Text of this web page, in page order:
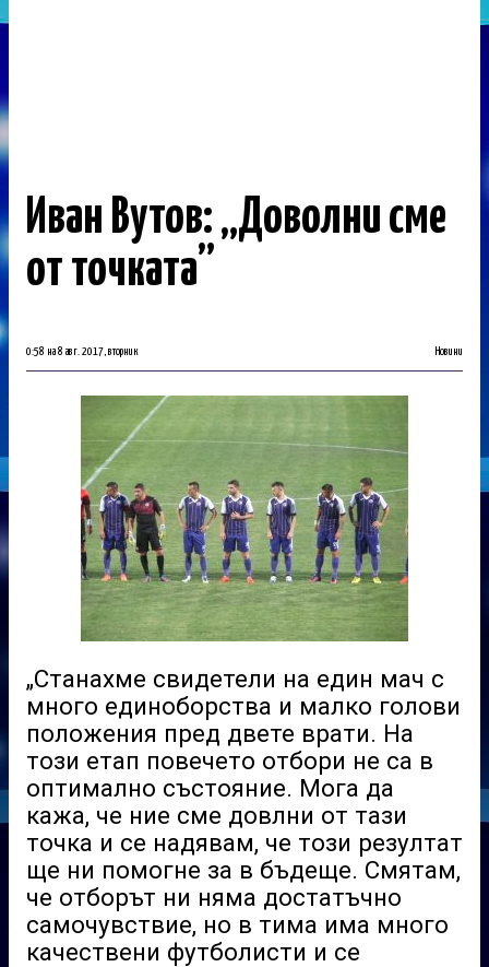
Иван Вутов: „Доволни сме
от точката”
0:58 на 8 авг. 2017, вторник Новини
„Станахме свидетели на един мач с
много единоборства и малко голови
положения пред двете врати. На
този етап повечето отбори не са в
оптимално състояние. Мога да
кажа, че ние сме довлни от тази
точка и се надявам, че този резултат
ще ни помогне за в бъдеще. Смятам,
че отборът ни няма достатъчно
самочувствие, но в тима има много
качествени футболисти и се